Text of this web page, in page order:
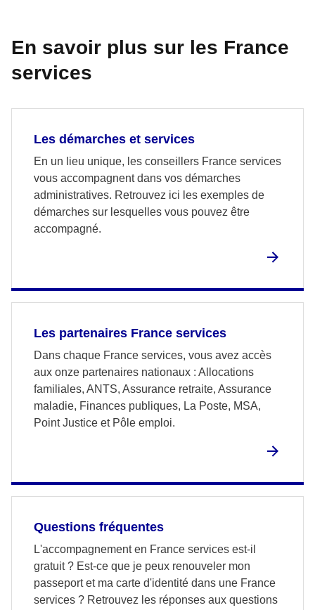
En savoir plus sur les France
services
Les démarches et services
En un lieu unique, les conseillers France services
vous accompagnent dans vos démarches
administratives. Retrouvez ici les exemples de
démarches sur lesquelles vous pouvez être
accompagné.
Les partenaires France services
Dans chaque France services, vous avez accès
aux onze partenaires nationaux : Allocations
familiales, ANTS, Assurance retraite, Assurance
maladie, Finances publiques, La Poste, MSA,
Point Justice et Pôle emploi.
Questions fréquentes
L'accompagnement en France services est-il
gratuit ? Est-ce que je peux renouveler mon
passeport et ma carte d'identité dans une France
services ? Retrouvez les réponses aux questions